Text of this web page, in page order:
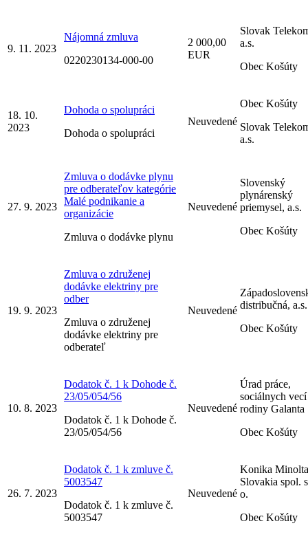
9. 11. 2023
Nájomná zmluva
0220230134-000-00
2 000,00
EUR
Slovak
a.s.
Obec Košúty
18. 10.
2023
Dohoda o spolupráci
Dohoda o spolupráci
Neuvedené
Obec Košúty
Slovak
a.s.
27. 9. 2023
Zmluva o dodávke plynu
pre odberateľov kategórie
Malé podnikanie a
organizácie
Zmluva o dodávke plynu
Neuvedené
Slovenský
plynárenský
priemysel, a.s.
Obec Košúty
19. 9. 2023
Zmluva o združenej
dodávke elektriny pre
odber
Zmluva o združenej
dodávke elektriny pre
odberateľ
Neuvedené distribučná, a.s.
Obec Košúty
10. 8. 2023
Dodatok č. 1 k Dohode č.
23/05/054/56
Dodatok č. 1 k Dohode č.
23/05/054/56
Neuvedené
Úrad práce,
sociálnych vecí
rodiny Galanta
Obec Košúty
26. 7. 2023
Dodatok č. 1 k zmluve č.
5003547
Dodatok č. 1 k zmluve č.
5003547
Neuvedené
Konika Minolta
Slovakia spol.
o.
Obec Košúty